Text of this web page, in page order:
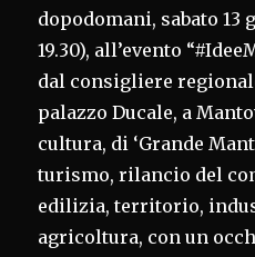
dopodomani, sabato 13
19.30), all’evento
dal consigliere
palazzo Ducale, a
cultura, di ‘Grande
turismo, rilancio del
edilizia, territorio,
agricoltura, con un